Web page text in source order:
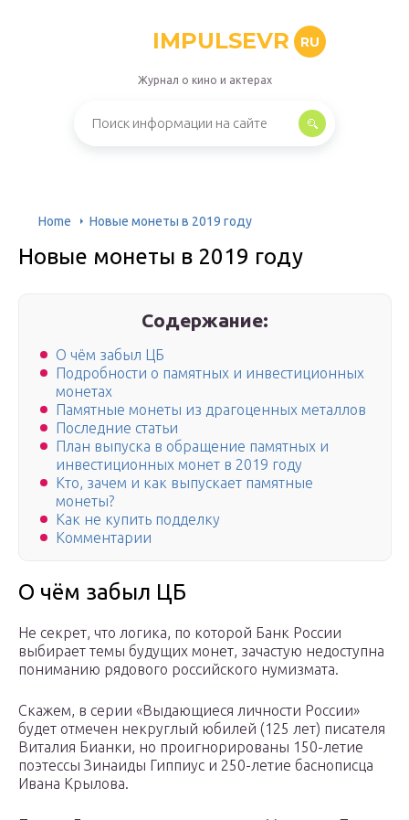
IMPULSEVR RU
Журнал о кино и актерах
Home Новые монеты в 2019 году
Новые монеты в 2019 году
Содержание:
О чём забыл ЦБ
Подробности о памятных и инвестиционных
монетах
Памятные монеты из драгоценных металлов
Последние статьи
План выпуска в обращение памятных и
инвестиционных монет в 2019 году
Кто, зачем и как выпускает памятные
монеты?
Как не купить подделку
Комментарии
О чём забыл ЦБ
Не секрет, что логика, по которой Банк России
выбирает темы будущих монет, зачастую недоступна
пониманию рядового российского нумизмата.
Скажем, в серии «Выдающиеся личности России»
будет отмечен некруглый юбилей (125 лет) писателя
Виталия Бианки, но проигнорированы 150-летие
поэтессы Зинаиды Гиппиус и 250-летие баснописца
Ивана Крылова.